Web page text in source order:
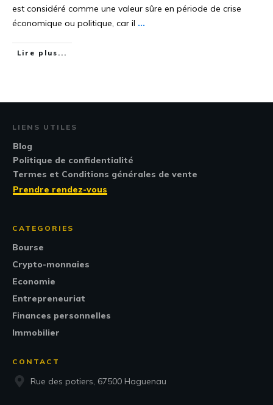
est considéré comme une valeur sûre en période de crise
économique ou politique, car il ...
Lire plus...
LIENS UTILES
Blog
Politique de confidentialité
Termes et Conditions générales de vente
Prendre rendez-vous
CATEGORIES
Bourse
Crypto-monnaies
Economie
Entrepreneuriat
Finances personnelles
Immobilier
CONTACT
Rue des potiers, 67500 Haguenau